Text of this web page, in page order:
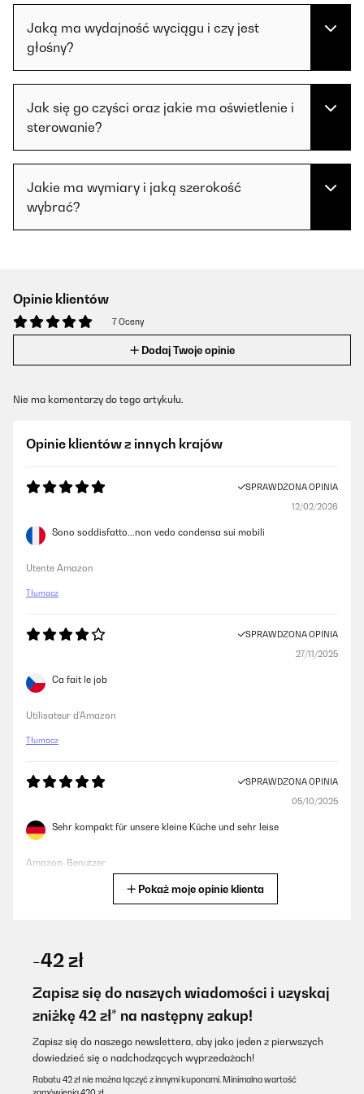
Jaką ma wydajność wyciągu i czy jest
głośny?
Jak się go czyści oraz jakie ma oświetlenie i
sterowanie?
Jakie ma wymiary i jaką szerokość
wybrać?
Opinie klientów
7 Oceny
Dodaj Twoje opinie
Nie ma komentarzy do tego artykułu.
Opinie klientów z innych krajów
SPRAWDZONA OPINIA
12/02/2026
Sono soddisfatto...non vedo condensa sui mobili
Utente Amazon
Tłumacz
SPRAWDZONA OPINIA
27/11/2025
Ca fait le job
Utilisateur d'Amazon
Tłumacz
SPRAWDZONA OPINIA
05/10/2025
Sehr kompakt für unsere kleine Küche und sehr leise
Amazon-Benutzer
Amazon-Benutzer
SPRAWDZONA OPINIA
Pokaż moje opinie klienta
-42 zł
Zapisz się do naszych wiadomości i uzyskaj
zniżkę 42 zł* na następny zakup!
Zapisz się do naszego newslettera, aby jako jeden z pierwszych
dowiedzieć się o nadchodzących wyprzedażach!
Rabatu 42 zł nie można łączyć z innymi kuponami. Minimalna wartość